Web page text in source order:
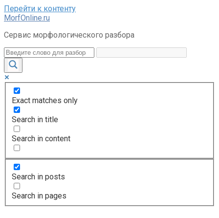
Перейти к контенту
MorfOnline.ru
Сервис морфологического разбора
Exact matches only
Search in title
Search in content
Search in posts
Search in pages